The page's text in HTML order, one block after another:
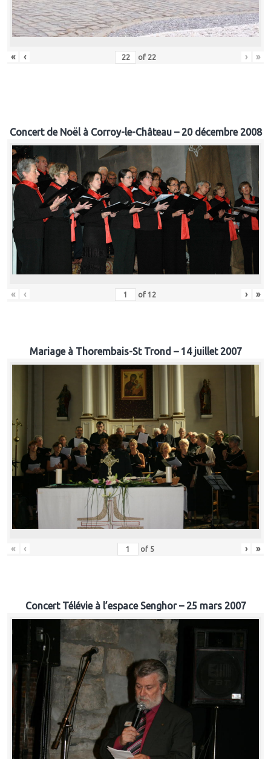
« ‹ of 22 › »
Concert de Noël à Corroy-le-Château – 20 décembre 2008
« ‹ of 12 › »
Mariage à Thorembais-St Trond – 14 juillet 2007
« ‹ of 5 › »
Concert Télévie à l’espace Senghor – 25 mars 2007